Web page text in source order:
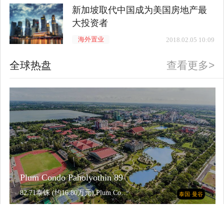
新加坡取代中国成为美国房地产最
大投资者
2018.02.05 10:09
海外置业
全球热盘 查看更多>
Plum Condo Paholyothin 89
82.71泰铢 (约16.80万元),Plum Condo Paholyothin 891室1厅 泰国·曼谷